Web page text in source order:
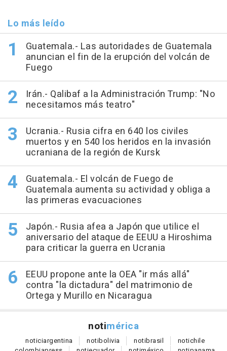
Lo más leído
Guatemala.- Las autoridades de Guatemala
anuncian el fin de la erupción del volcán de
Fuego
Irán.- Qalibaf a la Administración Trump: "No
necesitamos más teatro"
Ucrania.- Rusia cifra en 640 los civiles
muertos y en 540 los heridos en la invasión
ucraniana de la región de Kursk
Guatemala.- El volcán de Fuego de
Guatemala aumenta su actividad y obliga a
las primeras evacuaciones
Japón.- Rusia afea a Japón que utilice el
aniversario del ataque de EEUU a Hiroshima
para criticar la guerra en Ucrania
EEUU propone ante la OEA "ir más allá"
contra "la dictadura" del matrimonio de
Ortega y Murillo en Nicaragua
notimérica
noticiargentina notibolivia notibrasil notichile